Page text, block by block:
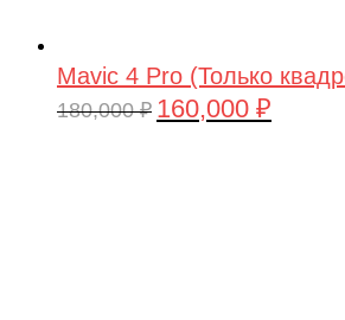
Mavic 4 Pro (Только
180,000₽ Первоначальная
160,000 ₽